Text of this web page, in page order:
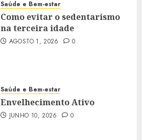
Saúde e Bem-estar
Como evitar o sedentarismo
na terceira idade
AGOSTO 1, 2026 0
Saúde e Bem-estar
Envelhecimento Ativo
JUNHO 10, 2026 0